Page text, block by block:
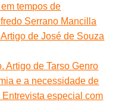
tempos de
Serrano Mancilla
de José de Souza
Artigo de Tarso Genro
e a necessidade de
especial com